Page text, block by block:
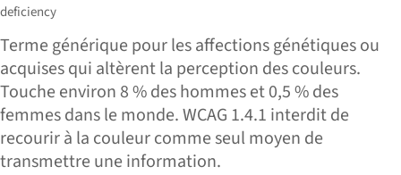
deficiency
Terme générique pour les affections génétiques ou
acquises qui altèrent la perception des couleurs.
Touche environ 8 % des hommes et 0,5 % des
femmes dans le monde. WCAG 1.4.1 interdit de
recourir à la couleur comme seul moyen de
transmettre une information.